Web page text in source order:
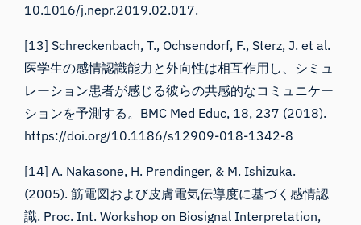
10.1016/j.nepr.2019.02.017.
[13] Schreckenbach, T., Ochsendorf, F., Sterz, J. et al.
医学生の感情認識能力と外向性は相互作用し、シミュ
レーション患者が感じる彼らの共感的なコミュニケー
ションを予測する。BMC Med Educ, 18, 237 (2018).
https://doi.org/10.1186/s12909-018-1342-8
[14] A. Nakasone, H. Prendinger, & M. Ishizuka.
(2005). 筋電図および皮膚電気伝導度に基づく感情認
識. Proc. Int. Workshop on Biosignal Interpretation,